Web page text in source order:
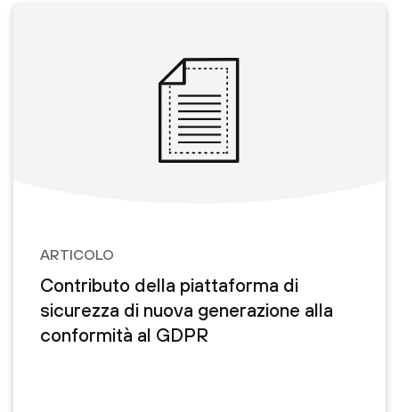
ARTICOLO
Contributo della piattaforma di
sicurezza di nuova generazione alla
conformità al GDPR